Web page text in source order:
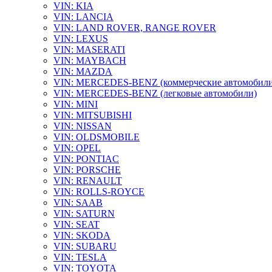
VIN: KIA
VIN: LANCIA
VIN: LAND ROVER, RANGE ROVER
VIN: LEXUS
VIN: MASERATI
VIN: MAYBACH
VIN: MAZDA
VIN: MERCEDES-BENZ (коммерческие
VIN: MERCEDES-BENZ (легковые автомобили)
VIN: MINI
VIN: MITSUBISHI
VIN: NISSAN
VIN: OLDSMOBILE
VIN: OPEL
VIN: PONTIAC
VIN: PORSCHE
VIN: RENAULT
VIN: ROLLS-ROYCE
VIN: SAAB
VIN: SATURN
VIN: SEAT
VIN: SKODA
VIN: SUBARU
VIN: TESLA
VIN: TOYOTA